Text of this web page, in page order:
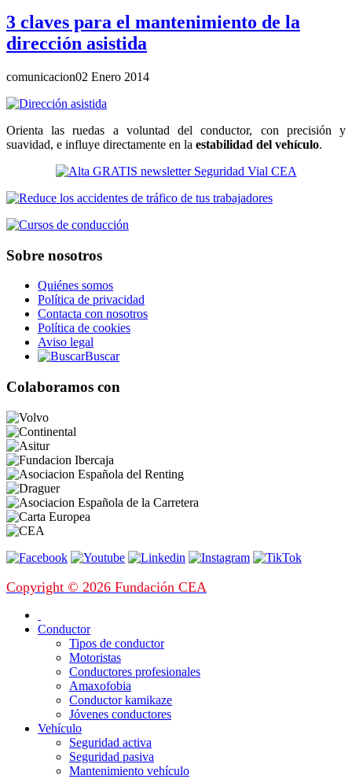
3 claves para el mantenimiento de la
dirección asistida
comunicacion02 Enero 2014
Orienta las ruedas a voluntad del conductor, con precisión y
suavidad, e influye directamente en la estabilidad del vehículo.
Sobre nosotros
Quiénes somos
Política de privacidad
Contacta con nosotros
Política de cookies
Aviso legal
Buscar
Colaboramos con
Copyright © 2026 Fundación CEA
Conductor
Tipos de conductor
Motoristas
Conductores profesionales
Amaxofobia
Conductor kamikaze
Jóvenes conductores
Vehículo
Seguridad activa
Seguridad pasiva
Mantenimiento vehículo